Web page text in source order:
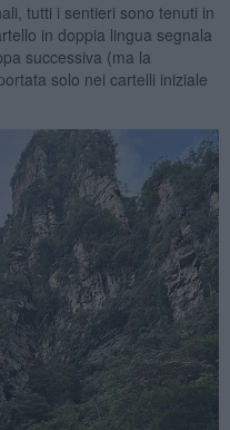
tutti i sentieri sono tenuti in
in doppia lingua segnala
successiva (ma la
solo nei cartelli iniziale